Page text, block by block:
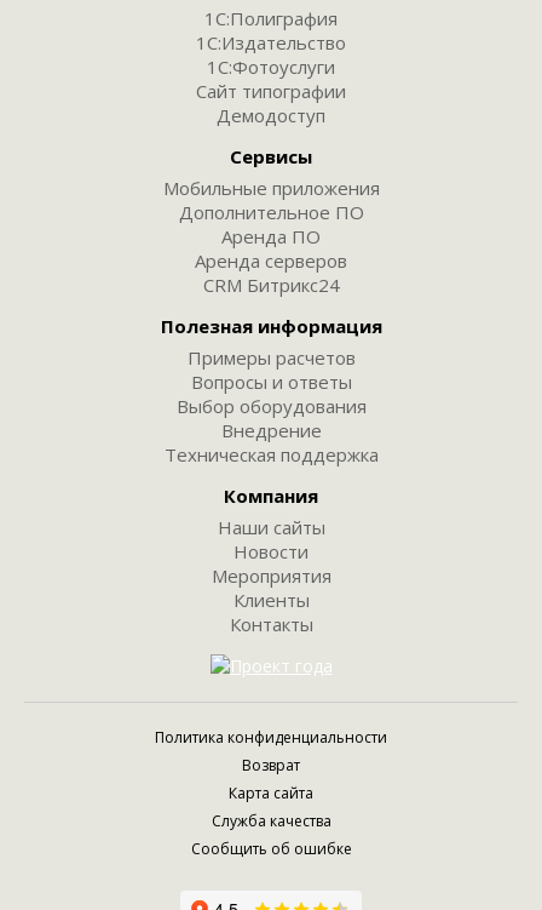
1С:Полиграфия
1С:Издательство
1С:Фотоуслуги
Сайт типографии
Демодоступ
Сервисы
Мобильные приложения
Дополнительное ПО
Аренда ПО
Аренда серверов
CRM Битрикс24
Полезная информация
Примеры расчетов
Вопросы и ответы
Выбор оборудования
Внедрение
Техническая поддержка
Компания
Наши сайты
Новости
Мероприятия
Клиенты
Контакты
Политика конфиденциальности
Возврат
Карта сайта
Служба качества
Сообщить об ошибке